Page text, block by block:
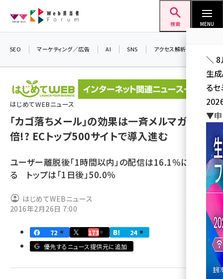
ン
検索 MENU
ai (2811)
note (2315)
z世代 (1623)
llmo (1166)
SEO マーケティング／広告 AI SNS アクセス解析／データ分析
はじめてWEBニュース
「カゴ落ちメール」の効果は一斉メルマガの53
倍!? ECトップ500サイトで導入進む
ユーザー離脱後「1時間以内」の配信は16.1％に留ま
る トップは「1日後」50.0％
はじめてWEBニュース
2016年2月26日 7:00
72 173
24
優先するニュース提供元に追加
＼ 8
生
る
▼申